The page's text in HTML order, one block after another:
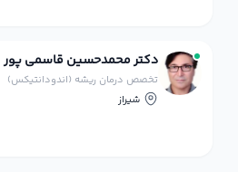
دکتر محمدحسین قاسمی پور
تخصص درمان ریشه (اندودانتیکس)
شیراز